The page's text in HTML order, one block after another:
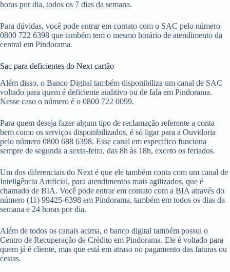
horas por dia, todos os 7 dias da semana.
Para dúvidas, você pode entrar em contato com o SAC pelo número
0800 722 6398 que também tem o mesmo horário de atendimento da
central em Pindorama.
Sac para deficientes do Next cartão
Além disso, o Banco Digital também disponibiliza um canal de SAC
voltado para quem é deficiente auditivo ou de fala em Pindorama.
Nesse caso o número é o 0800 722 0099.
Para quem deseja fazer algum tipo de reclamação referente a conta
bem como os serviços disponibilizados, é só ligar para a Ouvidoria
pelo número 0800 688 6398. Esse canal em especifico funciona
sempre de segunda a sexta-feira, das 8h às 18h, exceto os feriados.
Um dos diferenciais do Next é que ele também conta com um canal de
Inteligência Artificial, para atendimentos mais agilizados, que é
chamado de BIA. Você pode entrar em contato com a BIA através do
número (11) 99425-6398 em Pindorama, também em todos os dias da
semana e 24 horas por dia.
Além de todos os canais acima, o banco digital também possui o
Centro de Recuperação de Crédito em Pindorama. Ele é voltado para
quem já é cliente, mas que está em atraso no pagamento das faturas ou
cestas.